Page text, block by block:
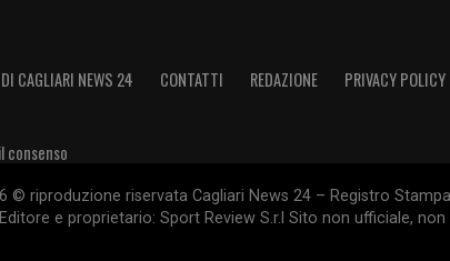
CAGLIARI NEWS 24 CONTATTI REDAZIONE PRIVACY
consenso
© riproduzione riservata Cagliari News 24 – Registro
e proprietario: Sport Review S.r.l Sito non ufficiale,